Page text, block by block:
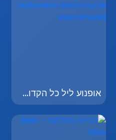
אופנוע ליל כל הקדושים - Halloween Motorcycle Mochimedia